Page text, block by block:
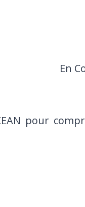
En
pour